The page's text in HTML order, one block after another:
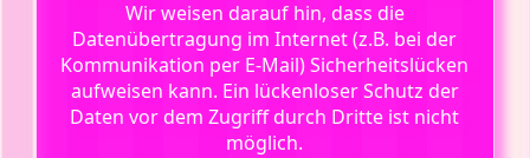
Wir weisen darauf hin, dass die
Datenübertragung im Internet (z.B. bei der
Kommunikation per E-Mail) Sicherheitslücken
aufweisen kann. Ein lückenloser Schutz der
Daten vor dem Zugriff durch Dritte ist nicht
möglich.